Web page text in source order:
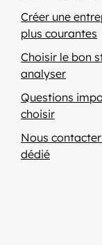
Créer une
plus courantes
Choisir le bon
analyser
Questions
choisir
Nous
dédié